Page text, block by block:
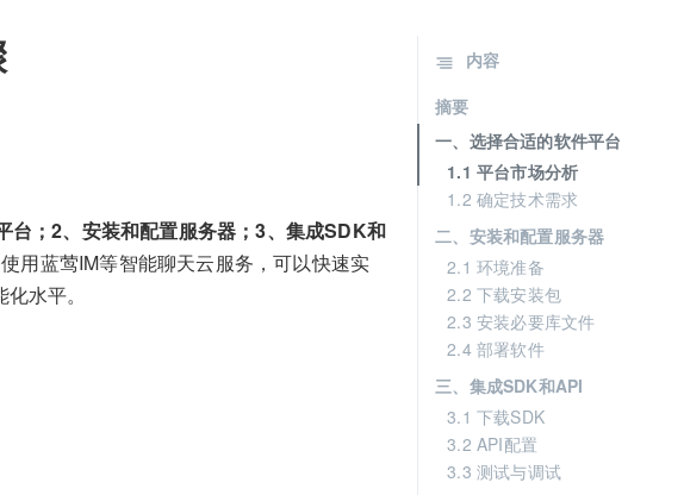
台；2、安装和配置服务器；3、集成SDK和
用蓝莺IM等智能聊天云服务，可以快速实
水平。
内容
摘要
一、选择合适的软件平台
1.1 平台市场分析
1.2 确定技术需求
二、安装和配置服务器
2.1 环境准备
2.2 下载安装包
2.3 安装必要库文件
2.4 部署软件
三、集成SDK和API
3.1 下载SDK
3.2 API配置
3.3 测试与调试